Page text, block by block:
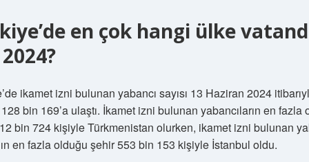
en çok hangi ülke
ikamet izni bulunan yabancı sayısı 13 Haziran 2024
bin 169’a ulaştı. İkamet izni bulunan yabancıların en fazla
bin 724 kişiyle Türkmenistan olurken, ikamet izni bulunan
en fazla olduğu şehir 553 bin 153 kişiyle İstanbul oldu.